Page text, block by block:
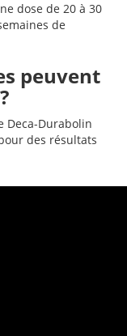
dose de 20 à 30
de
peuvent
Deca-Durabolin
des résultats